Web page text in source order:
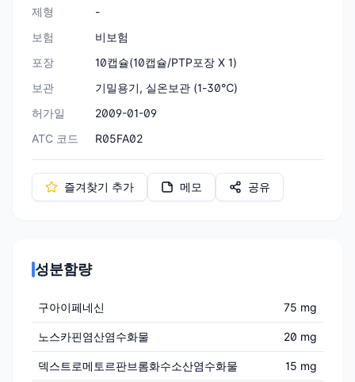
제형
-
보험
비보험
포장
10캡슐(10캡슐/PTP포장 X 1)
보관
기밀용기, 실온보관 (1-30℃)
허가일
2009-01-09
ATC 코드
R05FA02
즐겨찾기 추가 메모 공유
성분함량
구아이페네신 75 mg
노스카핀염산염수화물 20 mg
덱스트로메토르판브롬화수소산염수화물 15 mg